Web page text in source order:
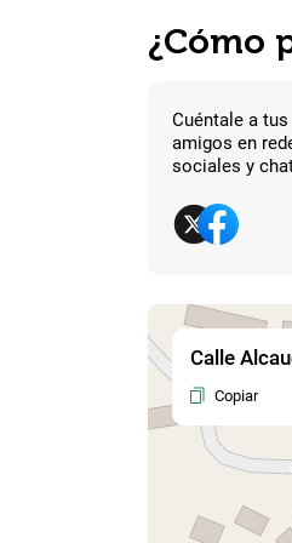
¿Cómo
Cuéntale a tus
amigos en
sociales y
Calle
Copiar